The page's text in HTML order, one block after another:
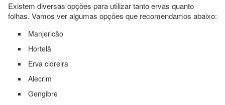
Existem diversas opções para utilizar tanto ervas quanto
folhas. Vamos ver algumas opções que recomendamos abaixo:
Manjericão
Hortelã
Erva cidreira
Alecrim
Gengibre